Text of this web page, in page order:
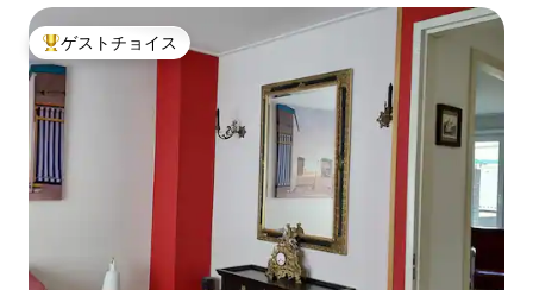
大好評のゲストチョイスです。
ゲストチョイス